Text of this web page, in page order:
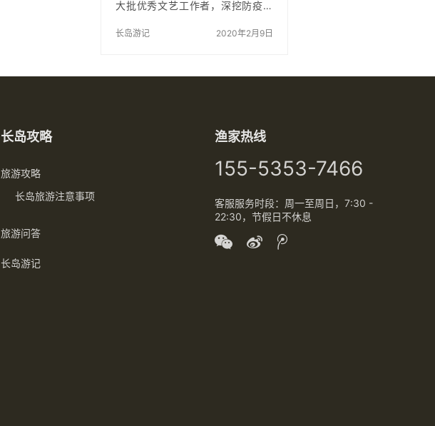
大批优秀文艺工作者，深挖防疫一
贡献的“最美逆行者”，在这个不寻常
福。 虽然节目现场的观众席空无一
现了中华民族的伟大凝聚力，感受
强大精神力量。许多网友纷纷用文
字刷屏的方式呐喊：“加油每一个中
长岛游记 2020年2月9日
长岛攻略
旅游攻略
长岛旅游注意事项
旅游问答
长岛游记
渔家热线
155-5353-7466
客服服务时段：周一至周日，7:30 -
22:30，节假日不休息